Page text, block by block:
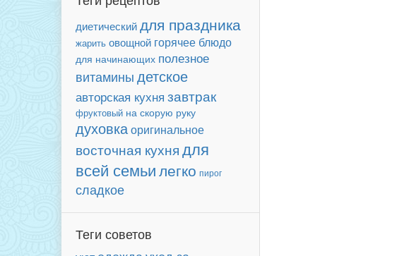
диетическийдля праздника
жарить овощной горячее блюдо
для начинающих полезное
витамины детское
авторская кухня завтрак
фруктовый на скорую руку
духовкаоригинальное
восточная кухнядля
всей семьилегко пирог
сладкое
Теги советов